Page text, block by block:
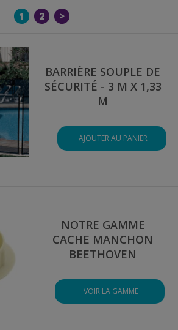
1 2 >
BARRIÈRE SOUPLE DE
SÉCURITÉ - 3 M X 1,33
M
AJOUTER AU PANIER
NOTRE GAMME
CACHE MANCHON
BEETHOVEN
VOIR LA GAMME